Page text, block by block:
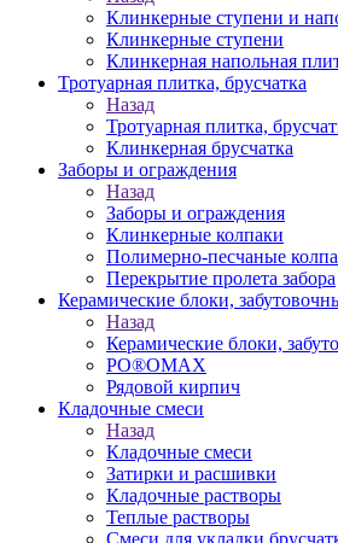
Клинкерные ступени и
Клинкерные ступени
Клинкерная напольная
Тротуарная плитка, брусчатка
Назад
Тротуарная плитка,
Клинкерная брусчатка
Заборы и ограждения
Назад
Заборы и ограждения
Клинкерные колпаки
Полимерно-песчаные
Перекрытие пролета забора
Керамические блоки,
Назад
Керамические блоки,
PO®OMAX
Рядовой кирпич
Кладочные смеси
Назад
Кладочные смеси
Затирки и расшивки
Кладочные растворы
Теплые растворы
Смеси для укладки